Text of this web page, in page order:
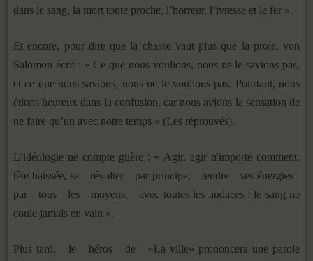
dans le sang, la mort toute proche, l’horreur, l’ivresse et le fer ».
Et encore, pour dire que la chasse vaut plus que la proie, von
Salomon écrit : « Ce que nous voulions, nous ne le savions pas,
et ce que nous savions, nous ne le voulions pas. Pourtant, nous
étions heureux dans la confusion, car nous avions la sensation de
ne faire qu’un avec notre temps » (Les réprouvés).
L’idéologie ne compte guère : « Agir, agir n'importe comment,
tête baissée, se révolter par principe, tendre ses énergies
par tous les moyens, avec toutes les audaces : le sang ne
coule jamais en vain ».
Plus tard, le héros de «La ville» prononcera une parole